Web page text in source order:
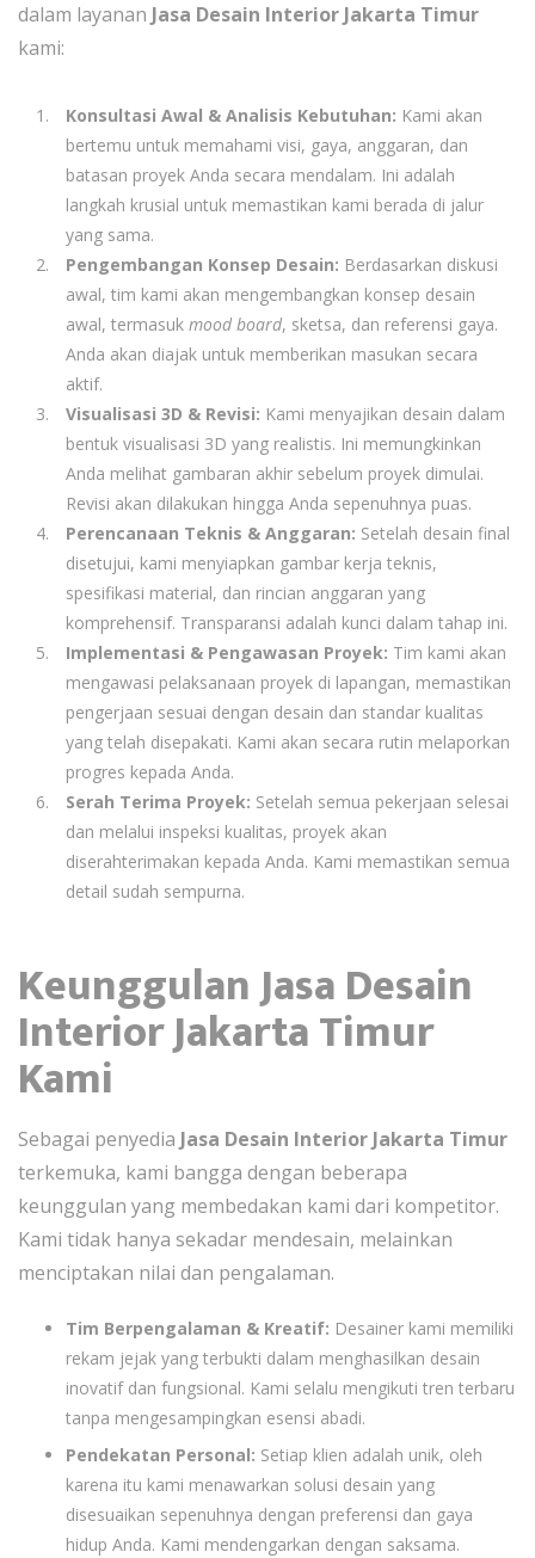
dalam layanan Jasa Desain Interior Jakarta Timur
kami:
Konsultasi Awal & Analisis Kebutuhan: Kami akan
bertemu untuk memahami visi, gaya, anggaran, dan
batasan proyek Anda secara mendalam. Ini adalah
langkah krusial untuk memastikan kami berada di jalur
yang sama.
Pengembangan Konsep Desain: Berdasarkan diskusi
awal, tim kami akan mengembangkan konsep desain
awal, termasuk mood board, sketsa, dan referensi gaya.
Anda akan diajak untuk memberikan masukan secara
aktif.
Visualisasi 3D & Revisi: Kami menyajikan desain dalam
bentuk visualisasi 3D yang realistis. Ini memungkinkan
Anda melihat gambaran akhir sebelum proyek dimulai.
Revisi akan dilakukan hingga Anda sepenuhnya puas.
Perencanaan Teknis & Anggaran: Setelah desain final
disetujui, kami menyiapkan gambar kerja teknis,
spesifikasi material, dan rincian anggaran yang
komprehensif. Transparansi adalah kunci dalam tahap ini.
Implementasi & Pengawasan Proyek: Tim kami akan
mengawasi pelaksanaan proyek di lapangan, memastikan
pengerjaan sesuai dengan desain dan standar kualitas
yang telah disepakati. Kami akan secara rutin melaporkan
progres kepada Anda.
Serah Terima Proyek: Setelah semua pekerjaan selesai
dan melalui inspeksi kualitas, proyek akan
diserahterimakan kepada Anda. Kami memastikan semua
detail sudah sempurna.
Keunggulan Jasa Desain
Interior Jakarta Timur
Kami
Sebagai penyedia Jasa Desain Interior Jakarta Timur
terkemuka, kami bangga dengan beberapa
keunggulan yang membedakan kami dari kompetitor.
Kami tidak hanya sekadar mendesain, melainkan
menciptakan nilai dan pengalaman.
Tim Berpengalaman & Kreatif: Desainer kami memiliki
rekam jejak yang terbukti dalam menghasilkan desain
inovatif dan fungsional. Kami selalu mengikuti tren terbaru
tanpa mengesampingkan esensi abadi.
Pendekatan Personal: Setiap klien adalah unik, oleh
karena itu kami menawarkan solusi desain yang
disesuaikan sepenuhnya dengan preferensi dan gaya
hidup Anda. Kami mendengarkan dengan saksama.